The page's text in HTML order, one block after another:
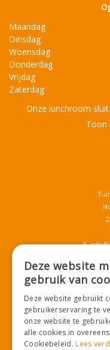
Maandag
Dinsdag
Woensdag
Donderdag
Vrijdag
Zaterdag
Onze lunchroom
Toon
E.
Deze website
gebruik van
Deze website gebruikt
gebruikerservaring te
onze website te
alle cookies in
Cookiebeleid.Lees